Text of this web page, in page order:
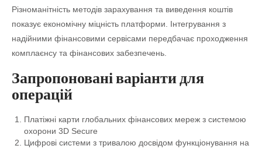
Різноманітність методів зарахування та виведення коштів
показує економічну міцність платформи. Інтегрування з
надійними фінансовими сервісами передбачає проходження
комплаєнсу та фінансових забезпечень.
Запропоновані варіанти для
операцій
Платіжні карти глобальних фінансових мереж з системою
охорони 3D Secure
Цифрові системи з тривалою досвідом функціонування на